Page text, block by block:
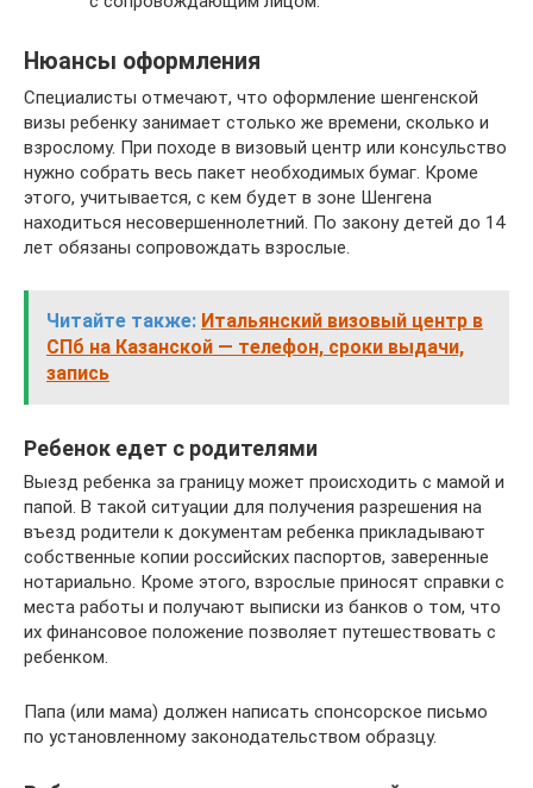
Нюансы оформления
Специалисты отмечают, что оформление шенгенской
визы ребенку занимает столько же времени, сколько и
взрослому. При походе в визовый центр или консульство
нужно собрать весь пакет необходимых бумаг. Кроме
этого, учитывается, с кем будет в зоне Шенгена
находиться несовершеннолетний. По закону детей до 14
лет обязаны сопровождать взрослые.
Читайте также: Итальянский визовый центр в
СПб на Казанской — телефон, сроки выдачи,
запись
Ребенок едет с родителями
Выезд ребенка за границу может происходить с мамой и
папой. В такой ситуации для получения разрешения на
въезд родители к документам ребенка прикладывают
собственные копии российских паспортов, заверенные
нотариально. Кроме этого, взрослые приносят справки с
места работы и получают выписки из банков о том, что
их финансовое положение позволяет путешествовать с
ребенком.
Папа (или мама) должен написать спонсорское письмо
по установленному законодательством образцу.